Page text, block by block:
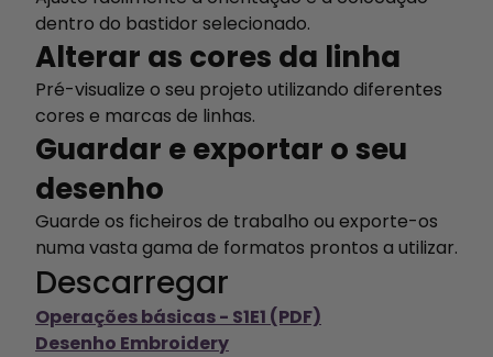
dentro do bastidor selecionado.
Alterar as cores da linha
Pré-visualize o seu projeto utilizando diferentes
cores e marcas de linhas.
Guardar e exportar o seu
desenho
Guarde os ficheiros de trabalho ou exporte-os
numa vasta gama de formatos prontos a utilizar.
Descarregar
Operações básicas - S1E1 (PDF)
Desenho Embroidery